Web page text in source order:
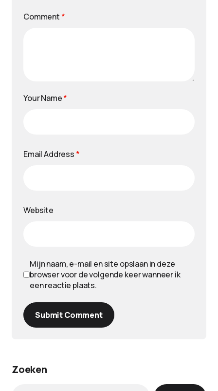
Comment *
Your Name*
Email Address *
Website
Mijn naam, e-mail en site opslaan in deze
browser voor de volgende keer wanneer ik
een reactie plaats.
Submit Comment
Zoeken